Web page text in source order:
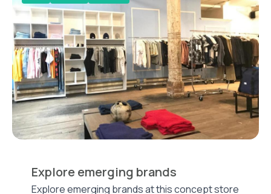
Explore emerging brands
Explore emerging brands at this concept store